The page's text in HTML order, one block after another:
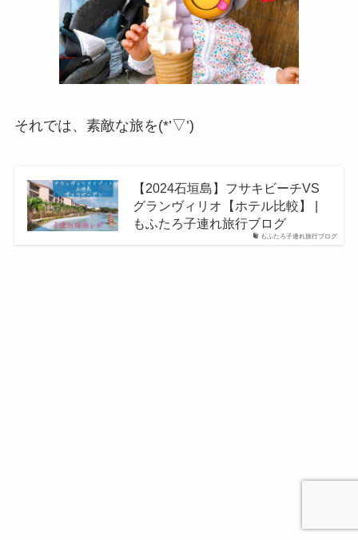
それでは、素敵な旅を(*’▽’)
もふたろ子連れ旅行ブログ
【2024石垣島】フサキビーチVS
グランヴィリオ【ホテル比較】 |
もふたろ子連れ旅行ブログ